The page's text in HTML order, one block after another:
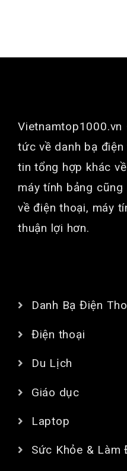
Vietnamtop1000.vn
tức về danh bạ
tin tổng hợp khác
máy tính bảng
về điện thoại, máy
thuận lợi hơn.
Danh Bạ Điện
Điện thoại
Du Lịch
Giáo dục
Laptop
Sức Khỏe & Làm